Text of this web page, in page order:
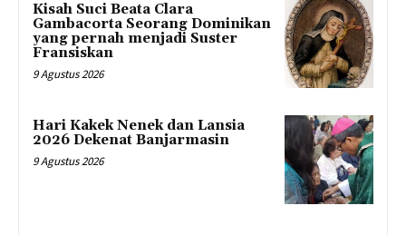
Kisah Suci Beata Clara
Gambacorta Seorang Dominikan
yang pernah menjadi Suster
Fransiskan
9 Agustus 2026
Hari Kakek Nenek dan Lansia
2026 Dekenat Banjarmasin
9 Agustus 2026